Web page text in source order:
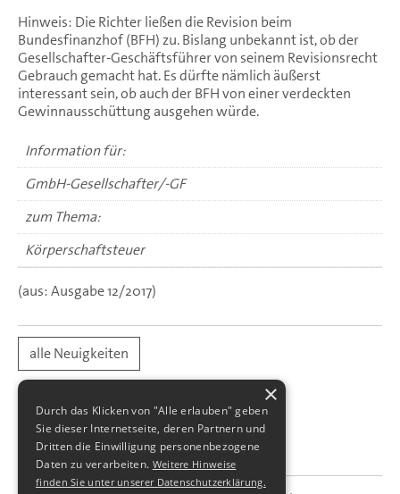
Hinweis: Die Richter ließen die Revision beim
Bundesfinanzhof (BFH) zu. Bislang unbekannt ist, ob der
Gesellschafter-Geschäftsführer von seinem Revisionsrecht
Gebrauch gemacht hat. Es dürfte nämlich äußerst
interessant sein, ob auch der BFH von einer verdeckten
Gewinnausschüttung ausgehen würde.
Information für:
GmbH-Gesellschafter/-GF
zum Thema:
Körperschaftsteuer
(aus: Ausgabe 12/2017)
alle Neuigkeiten
×
Durch das Klicken von "Alle erlauben" geben
Sie dieser Internetseite, deren Partnern und
Dritten die Einwilligung personenbezogene
Daten zu verarbeiten. Weitere Hinweise
finden Sie unter unserer Datenschutzerklärung.